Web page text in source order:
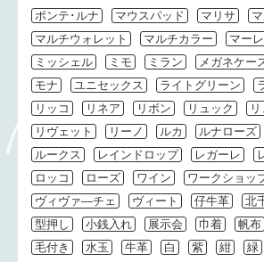
ポンテ･ルナ
マウスパッド マリサ
マルチウォレット
マルチカラー マーレ
ミッシェル
ミモ ミラン メガネケー
モナ
ユニセックス ライトグリーン
リッコ
リネア リボン リュック
リヴェット
リーノ ルカ ルナローズ
ルークス
レインドロップ レガーレ
ロッコ
ローズ ワイン
ワークショッ
ヴィヴァ―チェ
ヴィート 仔牛革 北
型押し
小銭入れ 展示会 巾着 帆布
毛付き
水玉 牛革 白 紫 紺 緑